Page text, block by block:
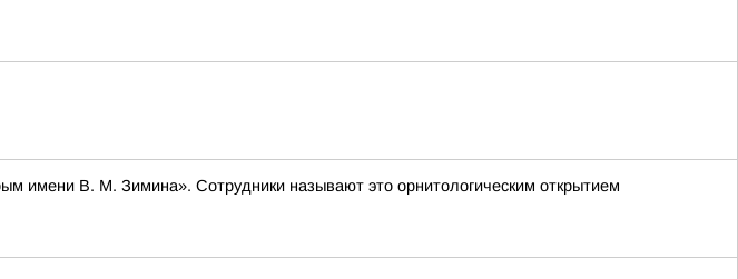
имени В. М. Зимина». Сотрудники называют это орнитологическим открытием